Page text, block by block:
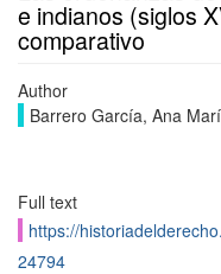
e indianos (siglos
comparativo
Author
Barrero García, Ana
Full text
https://
24794